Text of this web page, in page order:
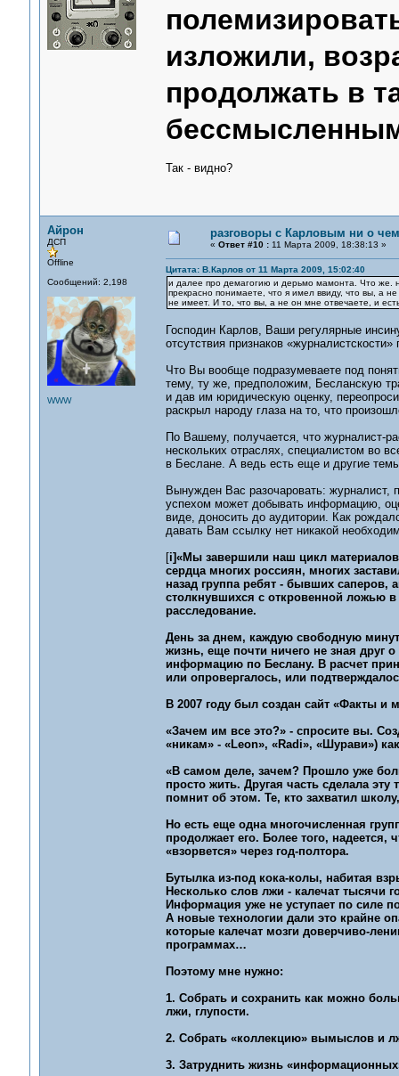
изложили,
продолжать в
Так - видно?
Айрон
ДСП
Offline
Сообщений: 2,198
WWW
разговоры с Карловым ни о
« Ответ #10 :11 Марта 2009, 18:38:13 »
Цитата: В.Карлов от 11 Марта 2009, 15:02:40
и далее про демагогию и дерьмо мамонта. Что же.
прекрасно понимаете, что я имел ввиду, что вы, а
не имеет. И то, что вы, а не он мне отвечаете, и
Господин Карлов, Ваши регулярные
отсутствия признаков
Что Вы вообще подразумеваете под
тему, ту же, предположим, Бесланскую
и дав им юридическую оценку,
раскрыл народу глаза на то, что
По Вашему, получается, что журналист-
нескольких отраслях, специалистом во
в Беслане. А ведь есть еще и другие
Вынужден Вас разочаровать:
успехом может добывать информацию,
виде, доносить до аудитории. Как
давать Вам ссылку нет никакой
[i]«Мы завершили наш цикл материалов
сердца многих россиян, многих
назад группа ребят - бывших саперов,
столкнувшихся с откровенной ложью
расследование.
День за днем, каждую свободную
жизнь, еще почти ничего не зная друг
информацию по Беслану. В расчет
или опровергалось, или
В 2007 году был создан сайт «Факты и
«Зачем им все это?» - спросите вы.
«никам» - «Leon», «Radi», «Шурави»)
«В самом деле, зачем? Прошло уже
просто жить. Другая часть сделала
помнит об этом. Те, кто захватил
Но есть еще одна многочисленная
продолжает его. Более того, надеется,
«взорвется» через год-полтора.
Бутылка из-под кока-колы, набитая
Несколько слов лжи - калечат тысячи
Информация уже не уступает по силе
А новые технологии дали это крайне
которые калечат мозги доверчиво-
программах…
Поэтому мне нужно:
1. Собрать и сохранить как можно
лжи, глупости.
2. Собрать «коллекцию» вымыслов и
3. Затруднить жизнь